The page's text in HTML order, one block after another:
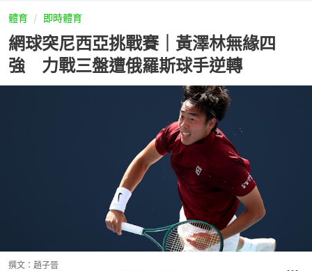
體育 即時體育
網球突尼西亞挑戰賽｜黃澤林無緣四
強 力戰三盤遭俄羅斯球手逆轉
撰文： 趙子晉